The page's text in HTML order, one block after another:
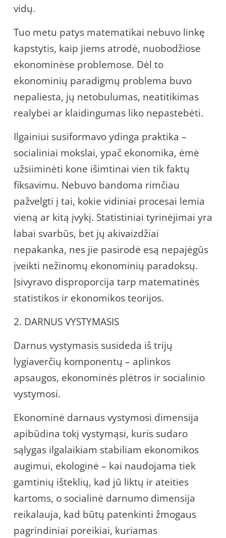
vidų.
Tuo metu patys matematikai nebuvo linkę
kapstytis, kaip jiems atrodė, nuobodžiose
ekonominėse problemose. Dėl to
ekonominių paradigmų problema buvo
nepaliesta, jų netobulumas, neatitikimas
realybei ar klaidingumas liko nepastebėti.
Ilgainiui susiformavo ydinga praktika –
socialiniai mokslai, ypač ekonomika, ėmė
užsiiminėti kone išimtinai vien tik faktų
fiksavimu. Nebuvo bandoma rimčiau
pažvelgti į tai, kokie vidiniai procesai lemia
vieną ar kitą įvykį. Statistiniai tyrinėjimai yra
labai svarbūs, bet jų akivaizdžiai
nepakanka, nes jie pasirodė esą nepajėgūs
įveikti nežinomų ekonominių paradoksų.
Įsivyravo disproporcija tarp matematinės
statistikos ir ekonomikos teorijos.
2. DARNUS VYSTYMASIS
Darnus vystymasis susideda iš trijų
lygiaverčių komponentų – aplinkos
apsaugos, ekonominės plėtros ir socialinio
vystymosi.
Ekonominė darnaus vystymosi dimensija
apibūdina tokį vystymąsi, kuris sudaro
sąlygas ilgalaikiam stabiliam ekonomikos
augimui, ekologinė – kai naudojama tiek
gamtinių išteklių, kad jū liktų ir ateities
kartoms, o socialinė darnumo dimensija
reikalauja, kad būtų patenkinti žmogaus
pagrindiniai poreikiai, kuriamas